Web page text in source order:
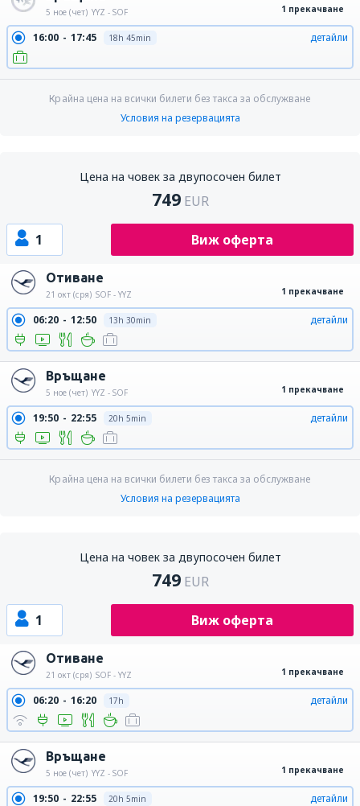
5 ное (чет) YYZ - SOF 1 прекачване
16:00 17:45 18h 45min детайли
Крайна цена на всички билети без такса за обслужване
Условия на резервацията
Цена на човек за двупосочен билет
749 EUR
1 Виж оферта
Отиване
21 окт (сря) SOF - YYZ 1 прекачване
06:20 12:50 13h 30min детайли
Връщане
5 ное (чет) YYZ - SOF 1 прекачване
19:50 22:55 20h 5min детайли
Крайна цена на всички билети без такса за обслужване
Условия на резервацията
Цена на човек за двупосочен билет
749 EUR
1 Виж оферта
Отиване
21 окт (сря) SOF - YYZ 1 прекачване
06:20 16:20 17h детайли
Връщане
5 ное (чет) YYZ - SOF 1 прекачване
19:50 22:55 20h 5min детайли